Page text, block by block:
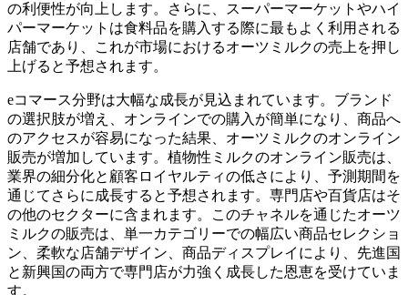
の利便性が向上します。さらに、スーパーマーケットやハイ
パーマーケットは食料品を購入する際に最もよく利用される
店舗であり、これが市場におけるオーツミルクの売上を押し
上げると予想されます。
eコマース分野は大幅な成長が見込まれています。ブランド
の選択肢が増え、オンラインでの購入が簡単になり、商品へ
のアクセスが容易になった結果、オーツミルクのオンライン
販売が増加しています。植物性ミルクのオンライン販売は、
業界の細分化と顧客ロイヤルティの低さにより、予測期間を
通じてさらに成長すると予想されます。専門店や百貨店はそ
の他のセクターに含まれます。このチャネルを通じたオーツ
ミルクの販売は、単一カテゴリーでの幅広い商品セレクショ
ン、柔軟な店舗デザイン、商品ディスプレイにより、先進国
と新興国の両方で専門店が力強く成長した恩恵を受けていま
す。